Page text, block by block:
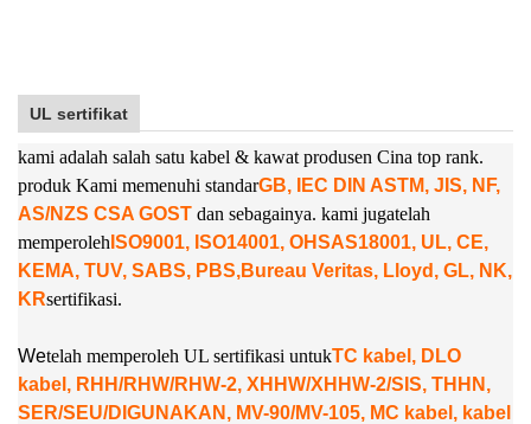
UL sertifikat
kami adalah salah satu kabel & kawat produsen Cina top rank.
produk Kami memenuhi standarGB, IEC DIN ASTM, JIS, NF,
AS/NZS CSA GOST dan sebagainya. kami jugatelah
memperoleh ISO9001, ISO14001, OHSAS18001, UL, CE,
KEMA, TUV, SABS, PBS,Bureau Veritas, Lloyd, GL, NK,
KRsertifikasi.
Wetelah memperoleh UL sertifikasi untukTC kabel, DLO
kabel, RHH/RHW/RHW-2, XHHW/XHHW-2/SIS, THHN,
SER/SEU/DIGUNAKAN, MV-90/MV-105, MC kabel, kabel